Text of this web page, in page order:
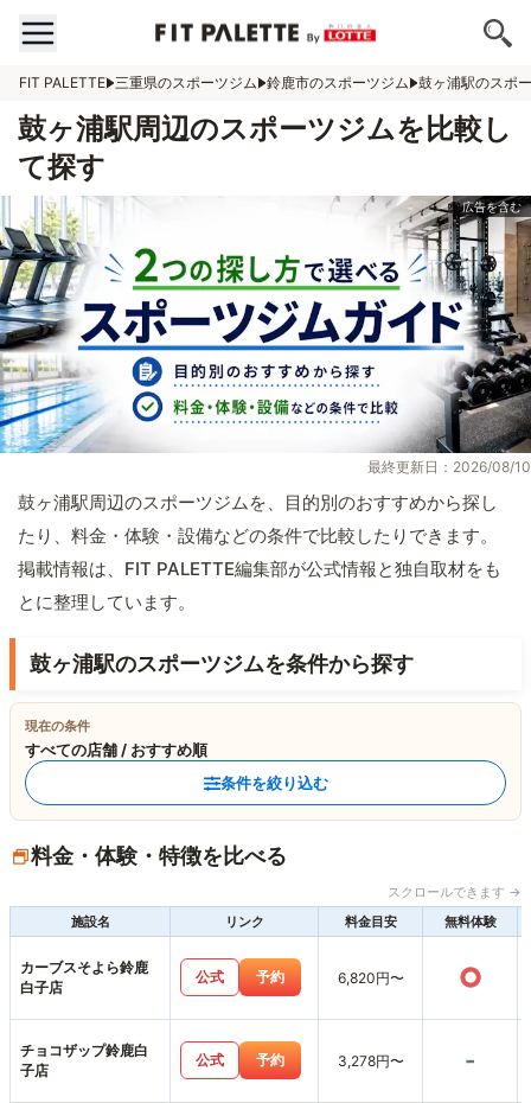
FIT PALETTE 三重県のスポーツジム 鈴鹿市のスポーツジム 鼓ヶ浦駅のスポ
鼓ヶ浦駅周辺のスポーツジムを比較し
て探す
最終更新日：2026/08/10
鼓ヶ浦駅周辺のスポーツジムを、目的別のおすすめから探し
たり、料金・体験・設備などの条件で比較したりできます。
掲載情報は、FIT PALETTE編集部が公式情報と独自取材をも
とに整理しています。
鼓ヶ浦駅のスポーツジムを条件から探す
現在の条件
すべての店舗 / おすすめ順
条件を絞り込む
料金・体験・特徴を比べる
スクロールできます →
施設名
リンク 料金目安 無料体験
カーブスそよら鈴鹿
白子店
公式 予約 6,820円〜 ○
チョコザップ鈴鹿白
子店
公式 予約 3,278円〜 -